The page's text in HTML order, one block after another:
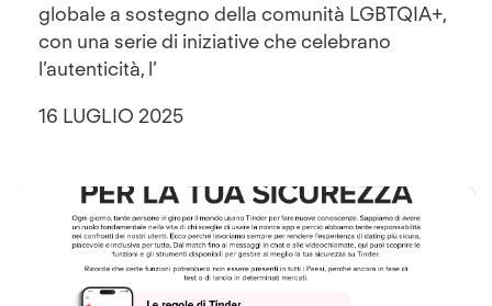
globale a sostegno della comunità LGBTQIA+,
con una serie di iniziative che celebrano
l’autenticità, l’
16 LUGLIO 2025